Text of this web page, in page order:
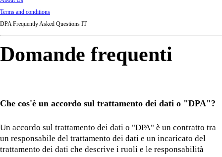
Terms and conditions
DPA Frequently Asked Questions IT
Domande frequenti
Che cos'è un accordo sul trattamento dei dati o "DPA"?
Un accordo sul trattamento dei dati o "DPA" è un contratto tra
un responsabile del trattamento dei dati e un incaricato del
trattamento dei dati che descrive i ruoli e le responsabilità